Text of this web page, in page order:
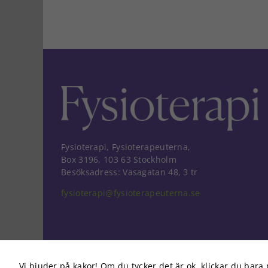
Fysioterapi, Fysioterapeuterna,
Box 3196, 103 63 Stockholm
Besöksadress: Vasagatan 48, 3 tr
fysioterapi@fysioterapeuterna.se